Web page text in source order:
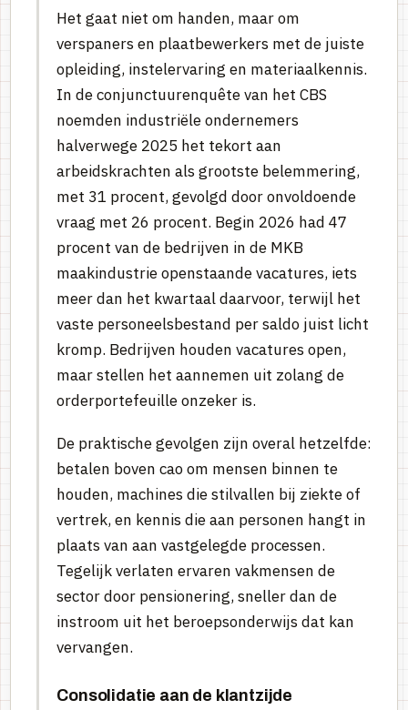
Het gaat niet om handen, maar om
verspaners en plaatbewerkers met de juiste
opleiding, instelervaring en materiaalkennis.
In de conjunctuurenquête van het CBS
noemden industriële ondernemers
halverwege 2025 het tekort aan
arbeidskrachten als grootste belemmering,
met 31 procent, gevolgd door onvoldoende
vraag met 26 procent. Begin 2026 had 47
procent van de bedrijven in de MKB
maakindustrie openstaande vacatures, iets
meer dan het kwartaal daarvoor, terwijl het
vaste personeelsbestand per saldo juist licht
kromp. Bedrijven houden vacatures open,
maar stellen het aannemen uit zolang de
orderportefeuille onzeker is.
De praktische gevolgen zijn overal hetzelfde:
betalen boven cao om mensen binnen te
houden, machines die stilvallen bij ziekte of
vertrek, en kennis die aan personen hangt in
plaats van aan vastgelegde processen.
Tegelijk verlaten ervaren vakmensen de
sector door pensionering, sneller dan de
instroom uit het beroepsonderwijs dat kan
vervangen.
Consolidatie aan de klantzijde